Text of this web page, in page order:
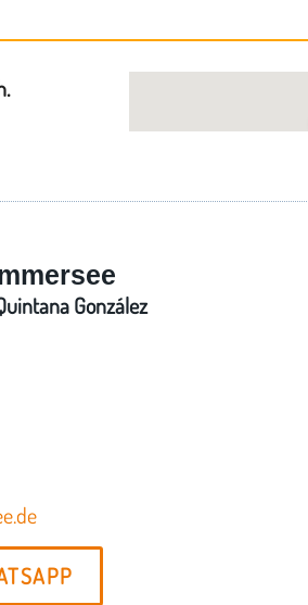
González